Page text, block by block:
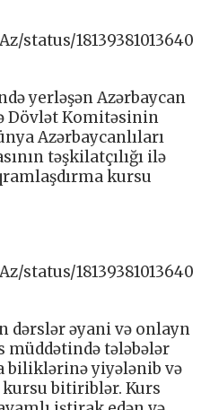
status/18139381013640
yerləşən Azərbaycan
Dövlət Komitəsinin
Azərbaycanlıları
təşkilatçılığı ilə
kursu
status/18139381013640
dərslər əyani və onlayn
müddətində tələbələr
biliklərinə yiyələnib və
bitiriblər. Kurs